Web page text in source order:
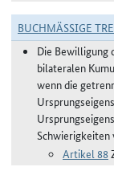
BUCHMÄSSIGE
Die Bewilligung
bilateralen
wenn die
Schwierigkeiten
Artikel 88